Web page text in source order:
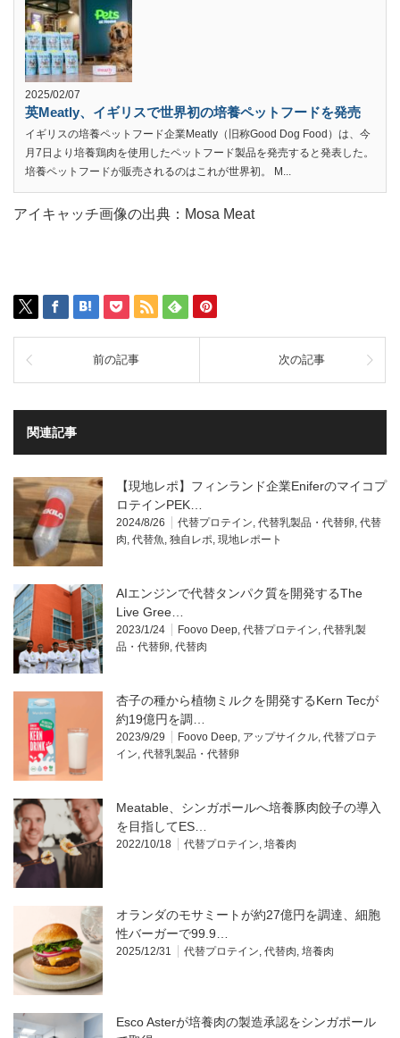
2025/02/07
英Meatly、イギリスで世界初の培養ペットフードを発売
イギリスの培養ペットフード企業Meatly（旧称Good Dog Food）は、今
月7日より培養鶏肉を使用したペットフード製品を発売すると発表した。
培養ペットフードが販売されるのはこれが世界初。 M...
アイキャッチ画像の出典：Mosa Meat
前の記事 次の記事
関連記事
【現地レポ】フィンランド企業Eniferのマイコプ
ロテインPEK…
2024/8/26 代替プロテイン 代替乳製品・代替卵 代替
肉 代替魚 独自レポ 現地レポート
AIエンジンで代替タンパク質を開発するThe
Live Gree…
2023/1/24 Foovo Deep 代替プロテイン 代替乳製
品・代替卵 代替肉
杏子の種から植物ミルクを開発するKern Tecが
約19億円を調…
2023/9/29 Foovo Deep アップサイクル 代替プロテ
イン 代替乳製品・代替卵
Meatable、シンガポールへ培養豚肉餃子の導入
を目指してES…
2022/10/18 代替プロテイン 培養肉
オランダのモサミートが約27億円を調達、細胞
性バーガーで99.9…
2025/12/31 代替プロテイン 代替肉 培養肉
Esco Asterが培養肉の製造承認をシンガポール